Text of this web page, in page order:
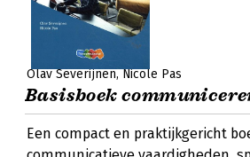
Olav Severijnen Nicole Pas
Basisboek
Een compact en praktijkgericht